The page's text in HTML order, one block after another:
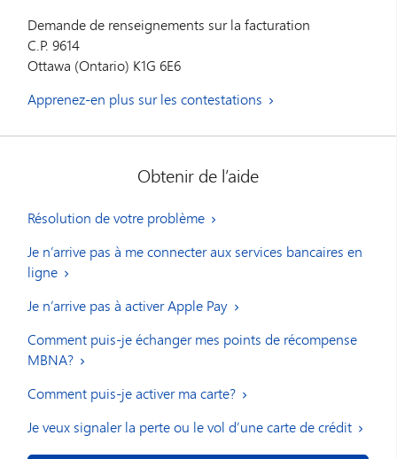
Demande de renseignements sur la facturation
C.P. 9614
Ottawa (Ontario) K1G 6E6
Apprenez-en plus sur les contestations
Obtenir de l’aide
Résolution de votre problème
Je n’arrive pas à me connecter aux services bancaires en
ligne
Je n’arrive pas à activer Apple Pay
Comment puis-je échanger mes points de récompense
MBNA?
Comment puis-je activer ma carte?
Je veux signaler la perte ou le vol d’une carte de crédit